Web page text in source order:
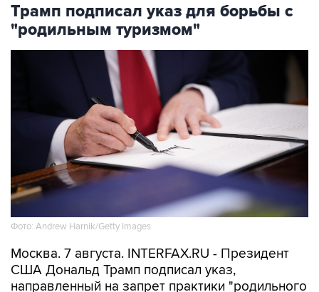
Трамп подписал указ для борьбы с
"родильным туризмом"
Фото: Andrew Harnik/Getty Images
Москва. 7 августа. INTERFAX.RU - Президент
США Дональд Трамп подписал указ,
направленный на запрет практики "родильного